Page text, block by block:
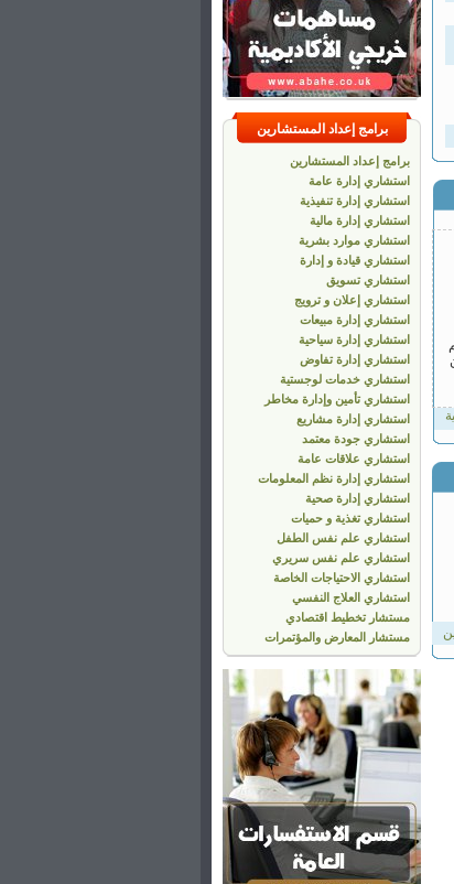
برامج إعداد المستشارين
برامج إعداد المستشارين
استشاري إدارة عامة
استشاري إدارة تنفيذية
استشاري إدارة مالية
استشاري موارد بشرية
استشاري قيادة و إدارة
استشاري تسويق
استشاري إعلان و ترويج
استشاري إدارة مبيعات
استشاري إدارة سياحية
استشاري إدارة تفاوض
استشاري خدمات لوجستية
استشاري تأمين وإدارة مخاطر
استشاري إدارة مشاريع
استشاري جودة معتمد
استشاري علاقات عامة
استشاري إدارة نظم المعلومات
استشاري إدارة صحية
استشاري تغذية و حميات
استشاري علم نفس الطفل
استشاري علم نفس سريري
استشاري الاحتياجات الخاصة
استشاري العلاج النفسي
مستشار تخطيط اقتصادي
مستشار المعارض والمؤتمرات